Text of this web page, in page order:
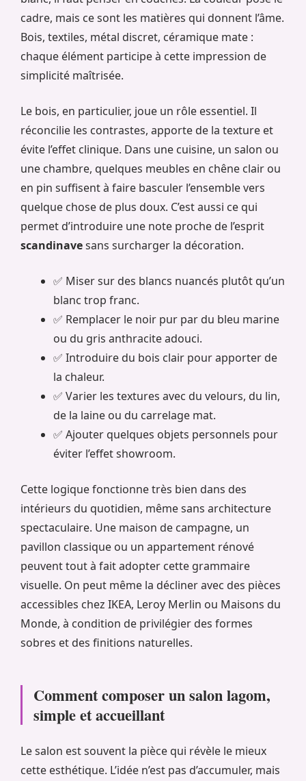
cadre, mais ce sont les matières qui donnent l’âme.
Bois, textiles, métal discret, céramique mate :
chaque élément participe à cette impression de
simplicité maîtrisée.
Le bois, en particulier, joue un rôle essentiel. Il
réconcilie les contrastes, apporte de la texture et
évite l’effet clinique. Dans une cuisine, un salon ou
une chambre, quelques meubles en chêne clair ou
en pin suffisent à faire basculer l’ensemble vers
quelque chose de plus doux. C’est aussi ce qui
permet d’introduire une note proche de l’esprit
scandinavesans surcharger la décoration.
✅ Miser sur des blancs nuancés plutôt qu’un
blanc trop franc.
✅ Remplacer le noir pur par du bleu marine
ou du gris anthracite adouci.
✅ Introduire du bois clair pour apporter de
la chaleur.
✅ Varier les textures avec du velours, du lin,
de la laine ou du carrelage mat.
✅ Ajouter quelques objets personnels pour
éviter l’effet showroom.
Cette logique fonctionne très bien dans des
intérieurs du quotidien, même sans architecture
spectaculaire. Une maison de campagne, un
pavillon classique ou un appartement rénové
peuvent tout à fait adopter cette grammaire
visuelle. On peut même la décliner avec des pièces
accessibles chez IKEA, Leroy Merlin ou Maisons du
Monde, à condition de privilégier des formes
sobres et des finitions naturelles.
Comment composer un salon lagom,
simple et accueillant
Le salon est souvent la pièce qui révèle le mieux
cette esthétique. L’idée n’est pas d’accumuler, mais